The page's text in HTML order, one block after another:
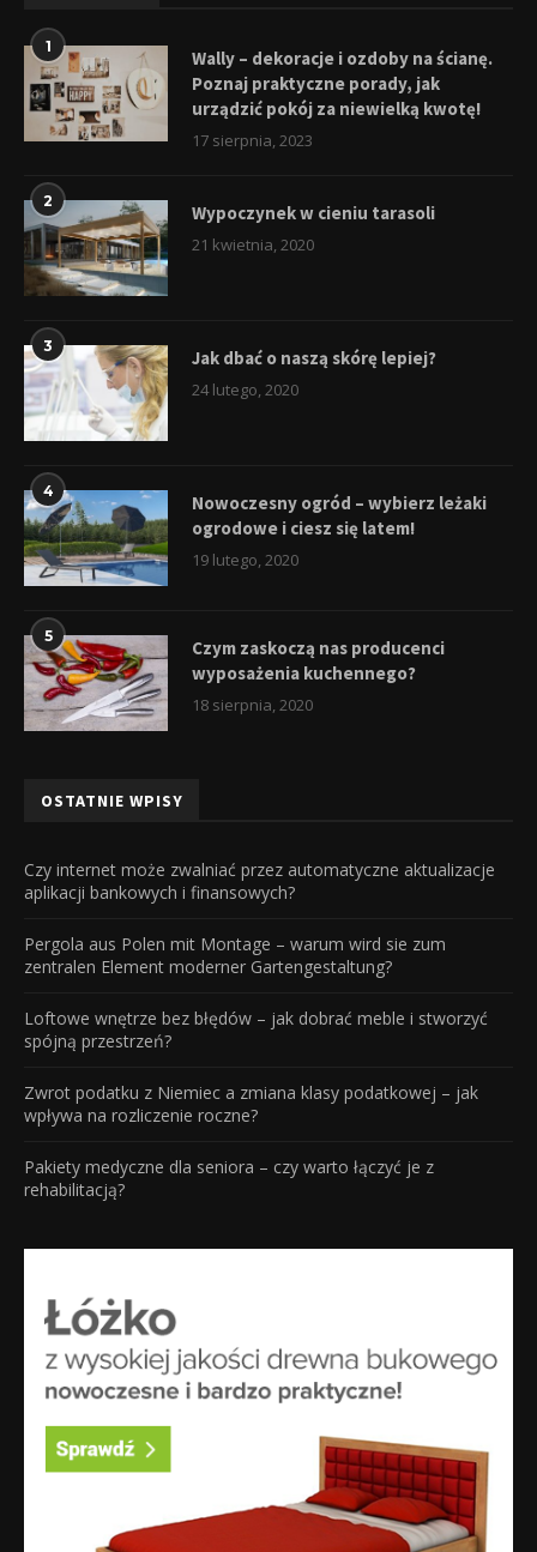
1
Wally – dekoracje i ozdoby na ścianę.
Poznaj praktyczne porady, jak
urządzić pokój za niewielką kwotę!
17 sierpnia, 2023
2
Wypoczynek w cieniu tarasoli
21 kwietnia, 2020
3
Jak dbać o naszą skórę lepiej?
24 lutego, 2020
4
Nowoczesny ogród – wybierz leżaki
ogrodowe i ciesz się latem!
19 lutego, 2020
5
Czym zaskoczą nas producenci
wyposażenia kuchennego?
18 sierpnia, 2020
OSTATNIE WPISY
Czy internet może zwalniać przez automatyczne aktualizacje
aplikacji bankowych i finansowych?
Pergola aus Polen mit Montage – warum wird sie zum
zentralen Element moderner Gartengestaltung?
Loftowe wnętrze bez błędów – jak dobrać meble i stworzyć
spójną przestrzeń?
Zwrot podatku z Niemiec a zmiana klasy podatkowej – jak
wpływa na rozliczenie roczne?
Pakiety medyczne dla seniora – czy warto łączyć je z
rehabilitacją?